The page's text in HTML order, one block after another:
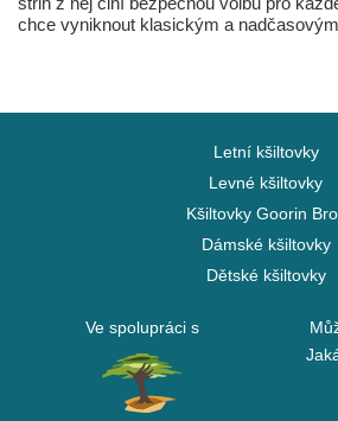
chce vyniknout klasickým a
Letní kšiltovky
Levné kšiltovky
Kšiltovky Goorin
Dámské kšiltovky
Dětské kšiltovky
Ve spolupráci s